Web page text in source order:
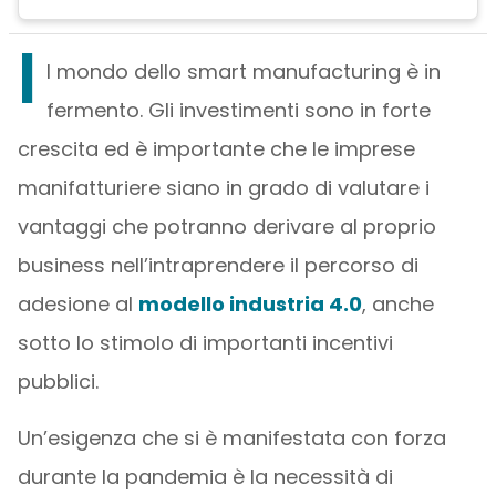
I l mondo dello smart manufacturing è in
fermento. Gli investimenti sono in forte
crescita ed è importante che le imprese
manifatturiere siano in grado di valutare i
vantaggi che potranno derivare al proprio
business nell’intraprendere il percorso di
adesione al modello industria 4.0, anche
sotto lo stimolo di importanti incentivi
pubblici.
Un’esigenza che si è manifestata con forza
durante la pandemia è la necessità di